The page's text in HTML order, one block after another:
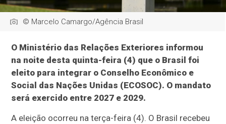
© Marcelo Camargo/Agência Brasil
O Ministério das Relações Exteriores informou
na noite desta quinta-feira (4) que o Brasil foi
eleito para integrar o Conselho Econômico e
Social das Nações Unidas (ECOSOC). O mandato
será exercido entre 2027 e 2029.
A eleição ocorreu na terça-feira (4). O Brasil recebeu